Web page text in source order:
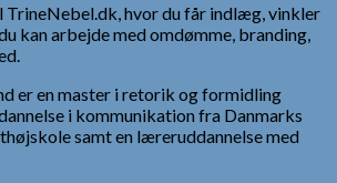
TrineNebel.dk, hvor du får indlæg, vinkler
kan arbejde med omdømme, branding,
er en master i retorik og formidling
i kommunikation fra Danmarks
samt en læreruddannelse med